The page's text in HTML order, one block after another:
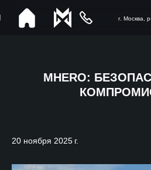
г. Москва,
MHERO:
20 ноября 2025 г.